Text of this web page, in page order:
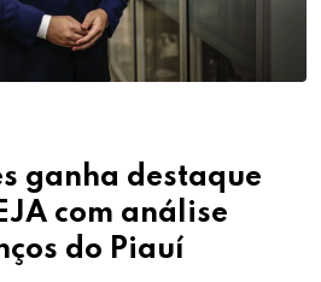
ganha destaque
com análise
do Piauí